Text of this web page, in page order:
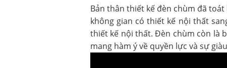
Bản thân thiết kế đèn chùm đã
không gian có thiết kế nội thất
thiết kế nội thất. Đèn chùm còn là
mang hàm ý về quyền lực và sự